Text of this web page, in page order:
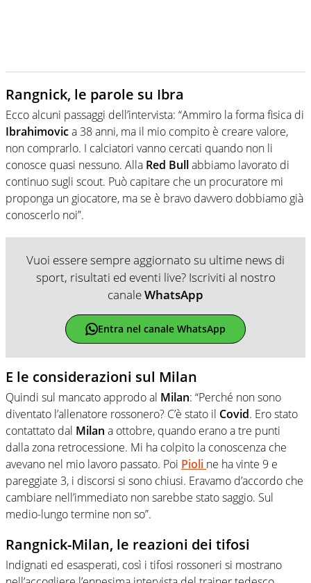
Rangnick, le parole su Ibra
Ecco alcuni passaggi dell’intervista: “Ammiro la forma fisica di
Ibrahimovica 38 anni, ma il mio compito è creare valore,
non comprarlo. I calciatori vanno cercati quando non li
conosce quasi nessuno. Alla Red Bullabbiamo lavorato di
continuo sugli scout. Può capitare che un procuratore mi
proponga un giocatore, ma se è bravo davvero dobbiamo già
conoscerlo noi”.
Vuoi essere sempre aggiornato su ultime news di
sport, risultati ed eventi live? Iscriviti al nostro
canaleWhatsApp
Entra nel canale WhatsApp
E le considerazioni sul Milan
Quindi sul mancato approdo al Milan: “Perché non sono
diventato l’allenatore rossonero? C’è stato il Covid. Ero stato
contattato dal Milan a ottobre, quando erano a tre punti
dalla zona retrocessione. Mi ha colpito la conoscenza che
avevano nel mio lavoro passato. Poi Pioli ne ha vinte 9 e
pareggiate 3, i discorsi si sono chiusi. Eravamo d’accordo che
cambiare nell’immediato non sarebbe stato saggio. Sul
medio-lungo termine non so”.
Rangnick-Milan, le reazioni dei tifosi
Indignati ed esasperati, così i tifosi rossoneri si mostrano